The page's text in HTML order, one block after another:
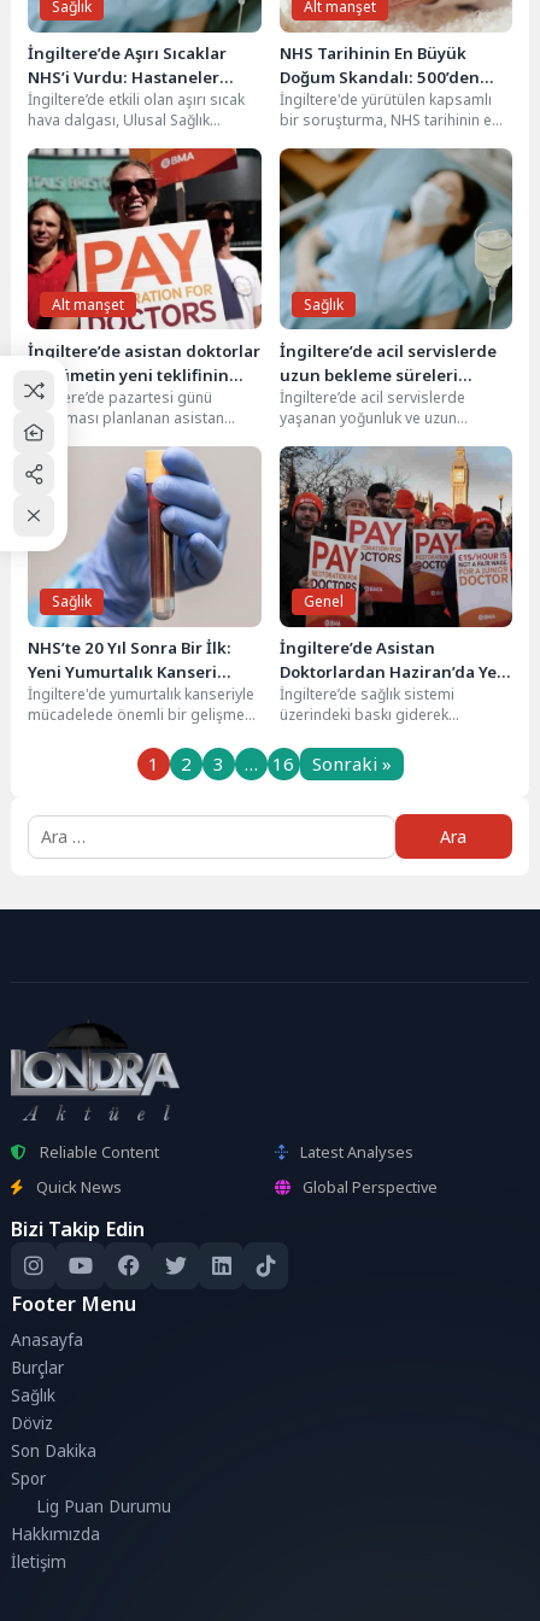
Sağlık
İngiltere’de Aşırı Sıcaklar
NHS’i Vurdu: Hastaneler
Kritik Durum İlan Etti
İngiltere’de etkili olan aşırı sıcak
hava dalgası, Ulusal Sağlık
Bazı hastanelerde...
Alt manşet
NHS Tarihinin En Büyük
Doğum Skandalı: 500’den
Fazla Anne ve Bebek Zarar
Gördü
İngiltere'de yürütülen kapsamlı
bir soruşturma, NHS tarihinin en
birini ortaya çıkardı. Kıdemli...
Alt manşet
İngiltere’de asistan doktorlar
hükümetin yeni teklifinin
ardından grevi iptal etti
İngiltere’de pazartesi günü
başlaması planlanan asistan
doktor grevi son anda iptal
edildi. İngiliz Tabipler Birliği...
Sağlık
İngiltere’de acil servislerde
uzun bekleme süreleri
nedeniyle ayda 1.300’den
fazla ölüm gerçekleşiyor
İngiltere’de acil servislerde
yaşanan yoğunluk ve uzun
sonuçları giderek ağırlaşıyor.
Kraliyet Acil...
Sağlık
NHS’te 20 Yıl Sonra Bir İlk:
Yeni Yumurtalık Kanseri
Tedavisine Onay Verildi
İngiltere'de yumurtalık kanseriyle
mücadelede önemli bir gelişme
Sistemi (NHS), yaklaşık 20...
Genel
İngiltere’de Asistan
Doktorlardan Haziran’da Yeni
Dört Günlük Grev Kararı
İngiltere’de sağlık sistemi
üzerindeki baskı giderek
süredir devam eden maaş ve...
1 2 3 … 16 Sonraki »
Arama:
Reliable Content
Latest Analyses
Quick News
Global Perspective
Bizi Takip Edin
Footer Menu
Anasayfa
Burçlar
Sağlık
Döviz
Son Dakika
Spor
Lig Puan Durumu
Hakkımızda
İletişim